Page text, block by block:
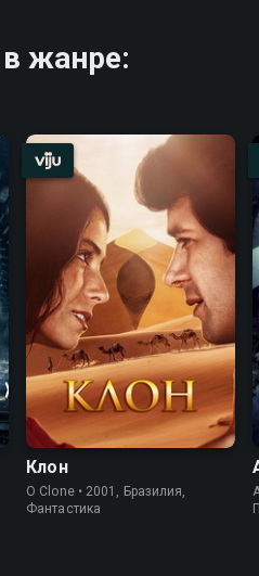
жанре:
Клон
O Clone • 2001, Бразилия,
Фантастика